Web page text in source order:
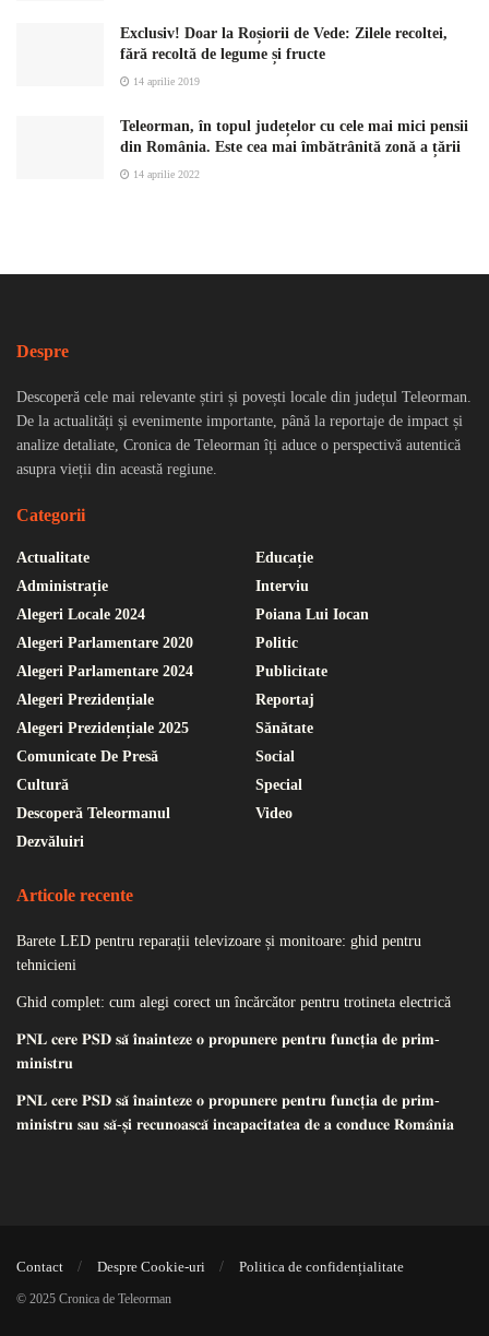
Exclusiv! Doar la Roșiorii de Vede: Zilele recoltei,
fără recoltă de legume și fructe
14 aprilie 2019
Teleorman, în topul județelor cu cele mai mici pensii
din România. Este cea mai îmbătrânită zonă a țării
14 aprilie 2022
Despre
Descoperă cele mai relevante știri și povești locale din județul Teleorman.
De la actualități și evenimente importante, până la reportaje de impact și
analize detaliate, Cronica de Teleorman îți aduce o perspectivă autentică
asupra vieții din această regiune.
Categorii
Actualitate
Administrație
Alegeri Locale 2024
Alegeri Parlamentare 2020
Alegeri Parlamentare 2024
Alegeri Prezidențiale
Alegeri Prezidențiale 2025
Comunicate De Presă
Cultură
Descoperă Teleormanul
Dezvăluiri
Educație
Interviu
Poiana Lui Iocan
Politic
Publicitate
Reportaj
Sănătate
Social
Special
Video
Articole recente
Barete LED pentru reparații televizoare și monitoare: ghid pentru
tehnicieni
Ghid complet: cum alegi corect un încărcător pentru trotineta electrică
𝐏𝐍𝐋 𝐜𝐞𝐫𝐞 𝐏𝐒𝐃 𝐬𝐚̆ 𝐢̂𝐧𝐚𝐢𝐧𝐭𝐞𝐳𝐞 𝐨 𝐩𝐫𝐨𝐩𝐮𝐧𝐞𝐫𝐞 𝐩𝐞𝐧𝐭𝐫𝐮 𝐟𝐮𝐧𝐜𝐭̦𝐢𝐚 𝐝𝐞 𝐩𝐫𝐢𝐦-
𝐦𝐢𝐧𝐢𝐬𝐭𝐫𝐮
𝐏𝐍𝐋 𝐜𝐞𝐫𝐞 𝐏𝐒𝐃 𝐬𝐚̆ 𝐢̂𝐧𝐚𝐢𝐧𝐭𝐞𝐳𝐞 𝐨 𝐩𝐫𝐨𝐩𝐮𝐧𝐞𝐫𝐞 𝐩𝐞𝐧𝐭𝐫𝐮 𝐟𝐮𝐧𝐜𝐭̦𝐢𝐚 𝐝𝐞 𝐩𝐫𝐢𝐦-
𝐦𝐢𝐧𝐢𝐬𝐭𝐫𝐮 𝐬𝐚𝐮 𝐬𝐚̆-𝐬̦𝐢 𝐫𝐞𝐜𝐮𝐧𝐨𝐚𝐬𝐜𝐚̆ 𝐢𝐧𝐜𝐚𝐩𝐚𝐜𝐢𝐭𝐚𝐭𝐞𝐚 𝐝𝐞 𝐚 𝐜𝐨𝐧𝐝𝐮𝐜𝐞 𝐑𝐨𝐦𝐚̂𝐧𝐢𝐚
Contact Despre Cookie-uri Politica de confidențialitate
© 2025 Cronica de Teleorman